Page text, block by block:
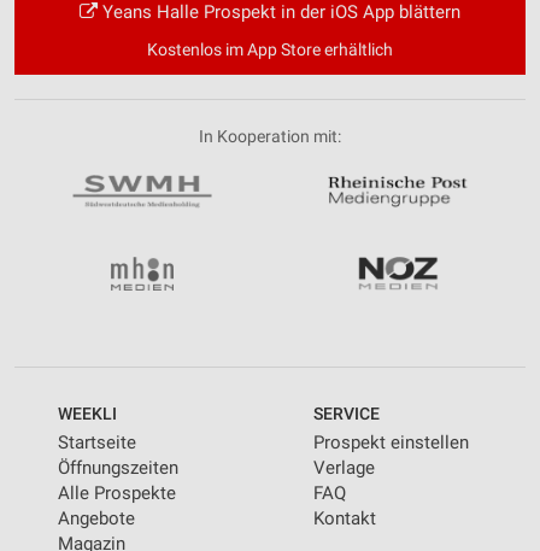
Yeans Halle Prospekt in der iOS App blättern
Kostenlos im App Store erhältlich
In Kooperation mit:
WEEKLI
Startseite
Öffnungszeiten
Alle Prospekte
Angebote
Magazin
SERVICE
Prospekt einstellen
Verlage
FAQ
Kontakt